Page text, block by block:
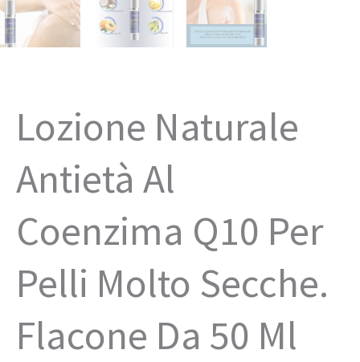
Lozione Naturale
Antietà Al
Coenzima Q10 Per
Pelli Molto Secche.
Flacone Da 50 Ml